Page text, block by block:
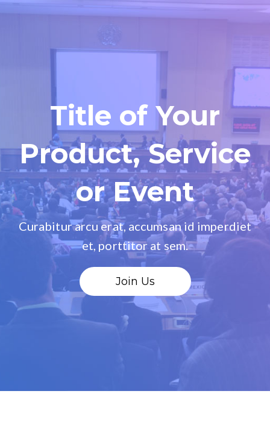
Title of Your
Product, Service
or Event
Curabitur arcu erat, accumsan id imperdiet
et, porttitor at sem.
Join Us